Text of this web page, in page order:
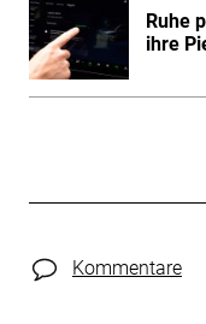
Ruhe
ihre
Kommentare